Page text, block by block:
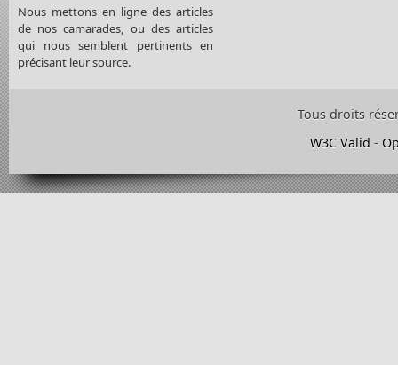
Nous mettons en ligne des articles
de nos camarades, ou des articles
qui nous semblent pertinents en
précisant leur source.
Tous droits
W3C Valid -